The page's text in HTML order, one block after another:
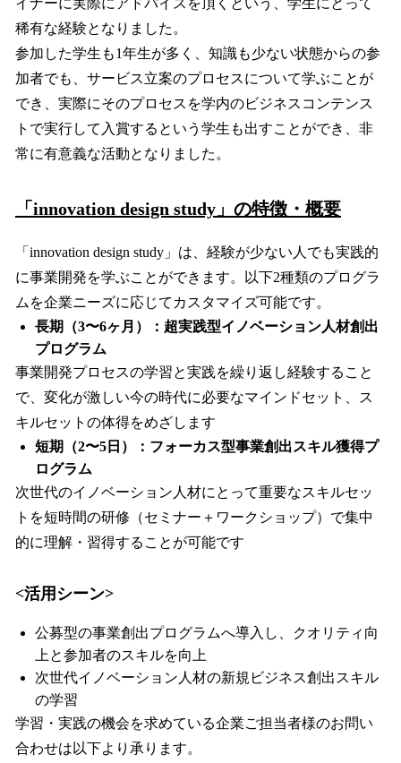
イナーに実際にアドバイスを頂くという、学生にとって
稀有な経験となりました。
参加した学生も1年生が多く、知識も少ない状態からの参
加者でも、サービス立案のプロセスについて学ぶことが
でき、実際にそのプロセスを学内のビジネスコンテンス
トで実行して入賞するという学生も出すことができ、非
常に有意義な活動となりました。
「innovation design study」の特徴・概要
「innovation design study」は、経験が少ない人でも実践的
に事業開発を学ぶことができます。以下2種類のプログラ
ムを企業ニーズに応じてカスタマイズ可能です。
長期（3〜6ヶ月）：超実践型イノベーション人材創出
プログラム
事業開発プロセスの学習と実践を繰り返し経験すること
で、変化が激しい今の時代に必要なマインドセット、ス
キルセットの体得をめざします
短期（2〜5日）：フォーカス型事業創出スキル獲得プ
ログラム
次世代のイノベーション人材にとって重要なスキルセッ
トを短時間の研修（セミナー＋ワークショップ）で集中
的に理解・習得することが可能です
<活用シーン>
公募型の事業創出プログラムへ導入し、クオリティ向
上と参加者のスキルを向上
次世代イノベーション人材の新規ビジネス創出スキル
の学習
学習・実践の機会を求めている企業ご担当者様のお問い
合わせは以下より承ります。